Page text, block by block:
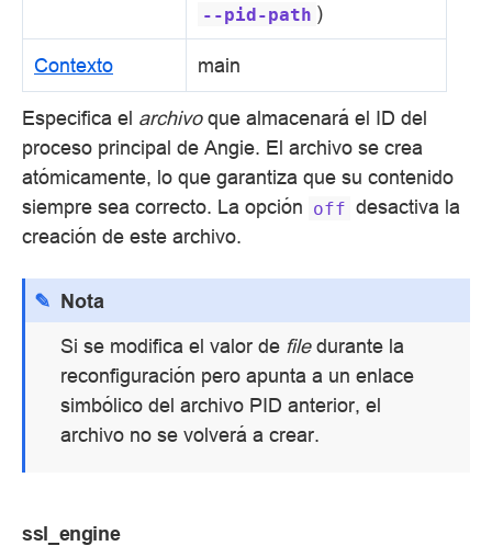
--pid-path )
Contexto main
Especifica el archivoque almacenará el ID del
proceso principal de Angie. El archivo se crea
atómicamente, lo que garantiza que su contenido
siempre sea correcto. La opción off desactiva la
creación de este archivo.
Nota
Si se modifica el valor de filedurante la
reconfiguración pero apunta a un enlace
simbólico del archivo PID anterior, el
archivo no se volverá a crear.
ssl_engine